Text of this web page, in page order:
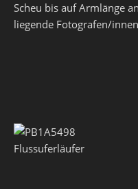
Scheu bis auf Armlänge
liegende Fotografen/
Flussuferläufer